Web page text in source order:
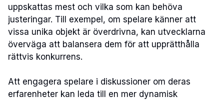
uppskattas mest och vilka som kan behöva
justeringar. Till exempel, om spelare känner att
vissa unika objekt är överdrivna, kan utvecklarna
överväga att balansera dem för att upprätthålla
rättvis konkurrens.
Att engagera spelare i diskussioner om deras
erfarenheter kan leda till en mer dynamisk